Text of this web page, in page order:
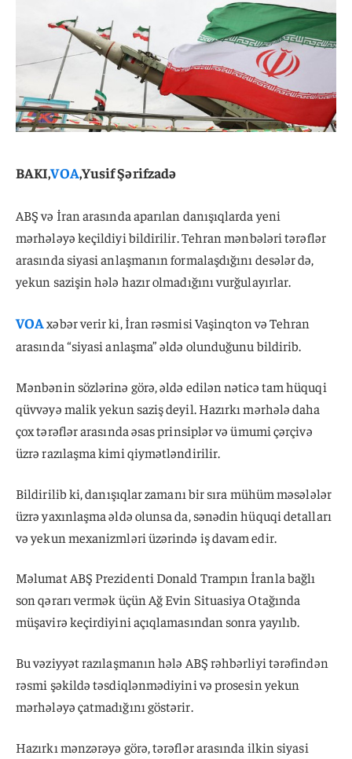
BAKI,VOA,Yusif Şərifzadə
ABŞ və İran arasında aparılan danışıqlarda yeni
mərhələyə keçildiyi bildirilir. Tehran mənbələri tərəflər
arasında siyasi anlaşmanın formalaşdığını desələr də,
yekun sazişin hələ hazır olmadığını vurğulayırlar.
VOAxəbər verir ki, İran rəsmisi Vaşinqton və Tehran
arasında “siyasi anlaşma” əldə olunduğunu bildirib.
Mənbənin sözlərinə görə, əldə edilən nəticə tam hüquqi
qüvvəyə malik yekun saziş deyil. Hazırkı mərhələ daha
çox tərəflər arasında əsas prinsiplər və ümumi çərçivə
üzrə razılaşma kimi qiymətləndirilir.
Bildirilib ki, danışıqlar zamanı bir sıra mühüm məsələlər
üzrə yaxınlaşma əldə olunsa da, sənədin hüquqi detalları
və yekun mexanizmləri üzərində iş davam edir.
Məlumat ABŞ Prezidenti Donald Trampın İranla bağlı
son qərarı vermək üçün Ağ Evin Situasiya Otağında
müşavirə keçirdiyini açıqlamasından sonra yayılıb.
Bu vəziyyət razılaşmanın hələ ABŞ rəhbərliyi tərəfindən
rəsmi şəkildə təsdiqlənmədiyini və prosesin yekun
mərhələyə çatmadığını göstərir.
Hazırkı mənzərəyə görə, tərəflər arasında ilkin siyasi